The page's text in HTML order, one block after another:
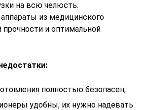
на всю челюсть.
из медицинского
и оптимальной
полностью безопасен;
удобны, их нужно надевать